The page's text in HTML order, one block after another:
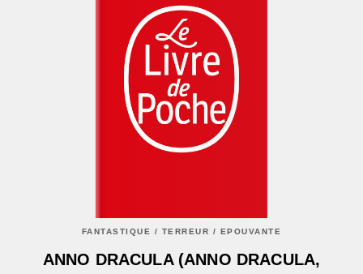
FANTASTIQUE / TERREUR / EPOUVANTE
ANNO DRACULA (ANNO DRACULA,